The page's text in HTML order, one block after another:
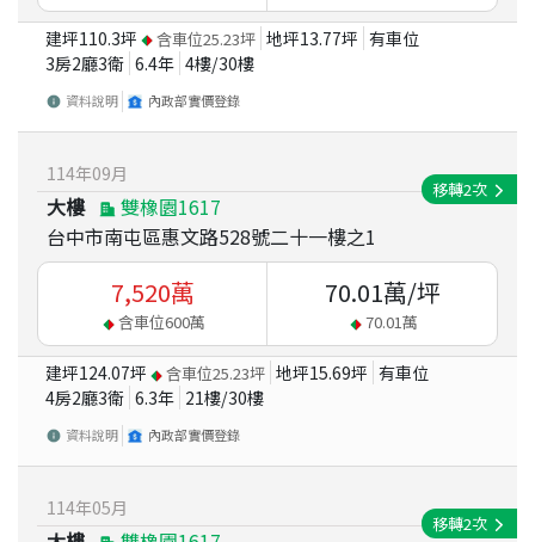
建坪110.3坪 含車位25.23坪 地坪13.77坪 有車位
3房2廳3衛 6.4年 4樓/30樓
資料說明 內政部實價登錄
114年09月
大樓
雙橡園1617
台中市南屯區惠文路528號二十一樓之1
移轉2次
7,520萬
含車位600萬
70.01萬/坪
70.01萬
建坪124.07坪 含車位25.23坪 地坪15.69坪 有車位
4房2廳3衛 6.3年 21樓/30樓
資料說明 內政部實價登錄
114年05月
移轉2次